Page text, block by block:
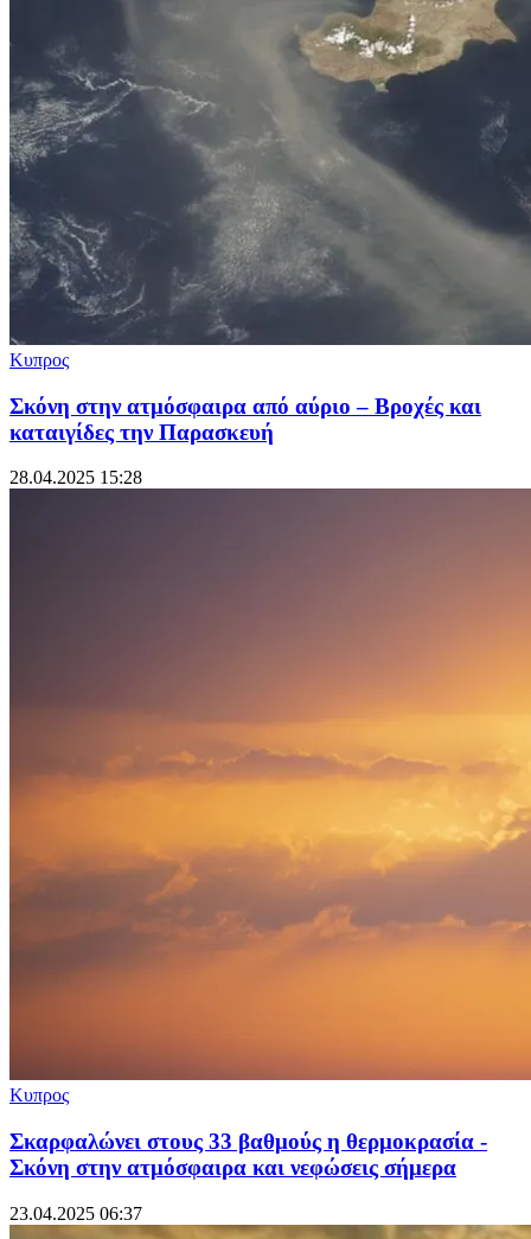
Κυπρος
Σκόνη στην ατμόσφαιρα από αύριο – Βροχές και
καταιγίδες την Παρασκευή
28.04.2025 15:28
Κυπρος
Σκαρφαλώνει στους 33 βαθμούς η θερμοκρασία -
Σκόνη στην ατμόσφαιρα και νεφώσεις σήμερα
23.04.2025 06:37